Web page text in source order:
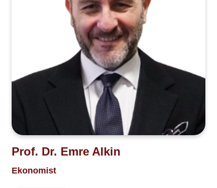
Prof. Dr. Emre Alkin
Ekonomist